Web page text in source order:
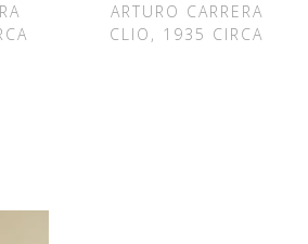
ARTURO CARRERA
CLIO, 1935 CIRCA